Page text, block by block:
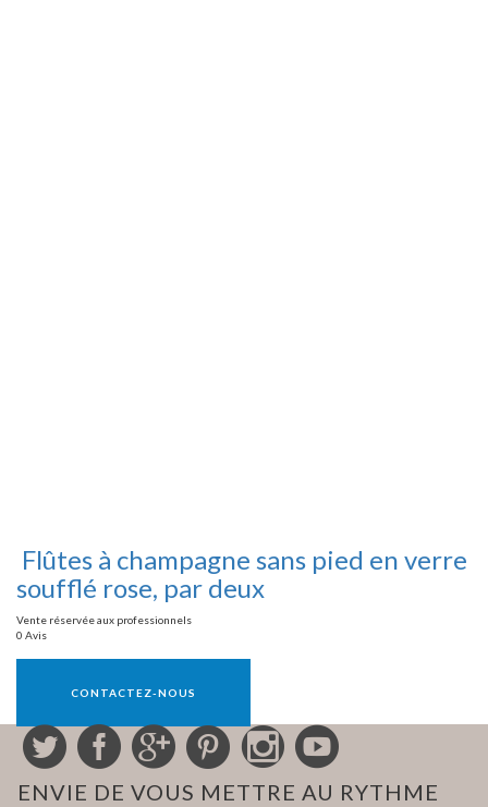
Flûtes à champagne sans pied en verre
soufflé rose, par deux
Vente réservée aux professionnels
0 Avis
CONTACTEZ-NOUS
ENVIE DE VOUS METTRE AU RYTHME